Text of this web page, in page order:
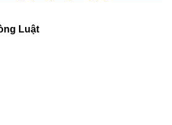
Luật